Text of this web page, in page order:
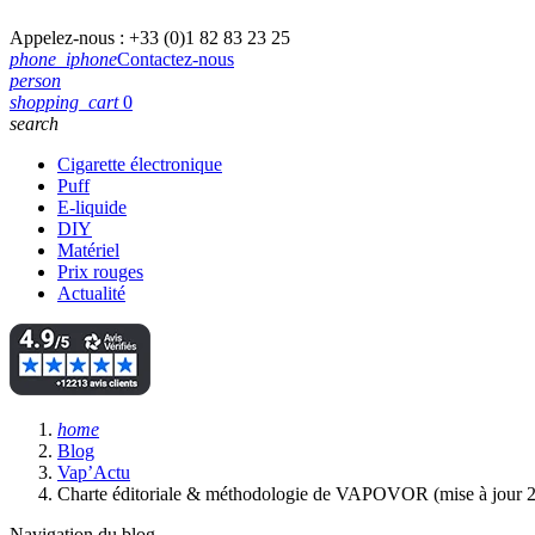
Appelez-nous : +33 (0)1 82 83 23 25
phone_iphoneContactez-nous
person
shopping_cart 0
search
Cigarette électronique
Puff
E-liquide
DIY
Matériel
Prix rouges
Actualité
home
Blog
Vap’Actu
Charte éditoriale & méthodologie de VAPOVOR (mise à jour